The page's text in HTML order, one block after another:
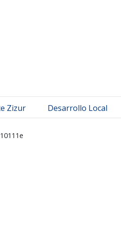
Zizur Desarrollo Local